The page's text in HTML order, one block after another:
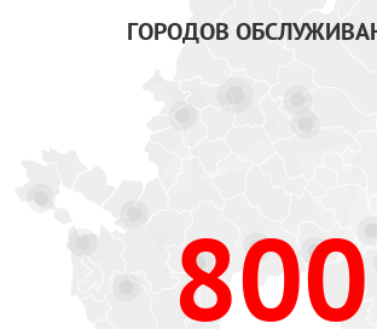
ГОРОДОВ
800